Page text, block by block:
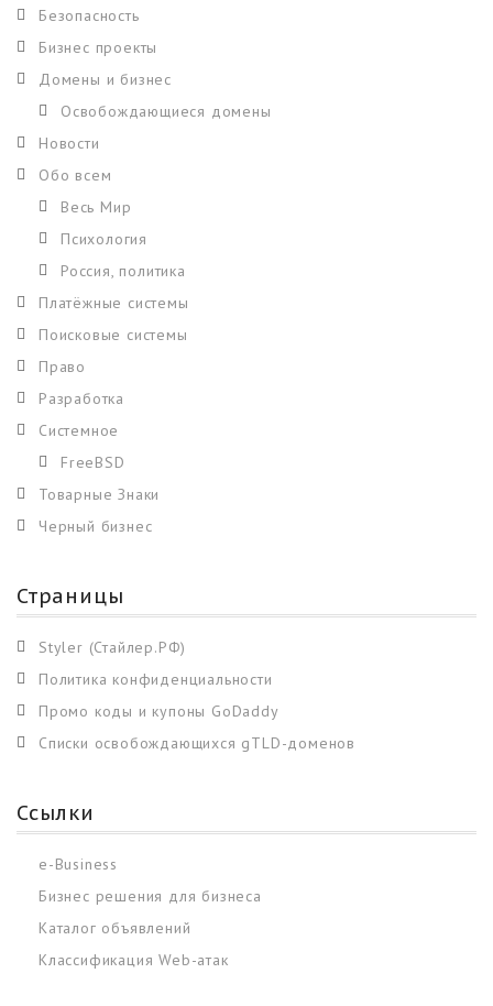
Безопасность
Бизнес проекты
Домены и бизнес
Освобождающиеся домены
Новости
Обо всем
Весь Мир
Психология
Россия, политика
Платёжные системы
Поисковые системы
Право
Разработка
Системное
FreeBSD
Товарные Знаки
Черный бизнес
Страницы
Styler (Стайлер.РФ)
Политика конфиденциальности
Промо коды и купоны GoDaddy
Списки освобождающихся gTLD-доменов
Ссылки
e-Business
Бизнес решения для бизнеса
Каталог объявлений
Классификация Web-атак